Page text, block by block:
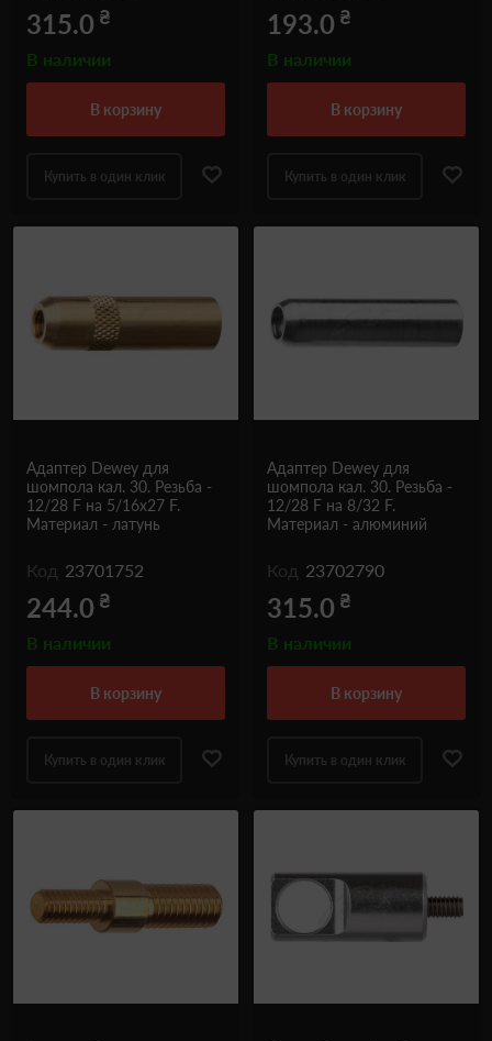
315.0 ₴
В наличии
в корзину
Купить в один клик
193.0 ₴
В наличии
в корзину
Купить в один клик
Адаптер Dewey для
шомпола кал. 30. Резьба -
12/28 F на 5/16x27 F.
Материал - латунь
Код 23701752
244.0 ₴
В наличии
в корзину
Купить в один клик
Адаптер Dewey для
шомпола кал. 30. Резьба -
12/28 F на 8/32 F.
Материал - алюминий
Код 23702790
315.0 ₴
В наличии
в корзину
Купить в один клик